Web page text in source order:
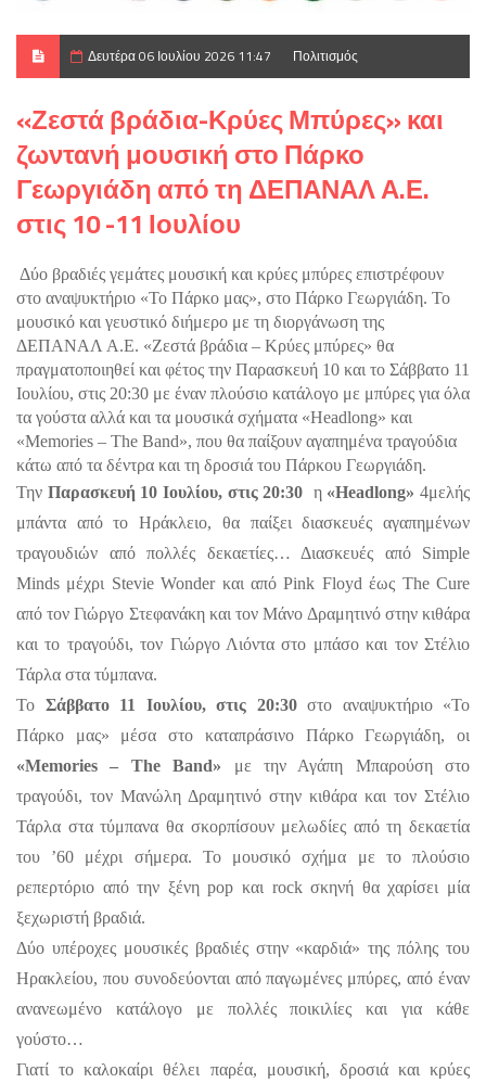
Δευτέρα 06 Ιουλίου 2026 11:47 Πολιτισμός
«Ζεστά βράδια-Κρύες Μπύρες» και
ζωντανή μουσική στο Πάρκο
Γεωργιάδη από τη ΔΕΠΑΝΑΛ Α.Ε.
στις 10 -11 Ιουλίου
Δύο βραδιές γεμάτες μουσική και κρύες μπύρες επιστρέφουν
στο αναψυκτήριο «Το Πάρκο μας», στο Πάρκο Γεωργιάδη. Το
μουσικό και γευστικό διήμερο με τη διοργάνωση της
ΔΕΠΑΝΑΛ Α.Ε. «Ζεστά βράδια – Κρύες μπύρες» θα
πραγματοποιηθεί και φέτος την Παρασκευή 10 και το Σάββατο 11
Ιουλίου, στις 20:30 με έναν πλούσιο κατάλογο με μπύρες για όλα
τα γούστα αλλά και τα μουσικά σχήματα «Headlong» και
«Memories – The Band», που θα παίξουν αγαπημένα τραγούδια
κάτω από τα δέντρα και τη δροσιά του Πάρκου Γεωργιάδη.
Την Παρασκευή 10 Ιουλίου, στις 20:30 η «Headlong» 4μελής
μπάντα από το Ηράκλειο, θα παίξει διασκευές αγαπημένων
τραγουδιών από πολλές δεκαετίες… Διασκευές από Simple
Minds μέχρι Stevie Wonder και από Pink Floyd έως The Cure
από τον Γιώργο Στεφανάκη και τον Μάνο Δραμητινό στην κιθάρα
και το τραγούδι, τον Γιώργο Λιόντα στο μπάσο και τον Στέλιο
Τάρλα στα τύμπανα.
Το Σάββατο 11 Ιουλίου, στις 20:30 στο αναψυκτήριο «Το
«Memories – The Band» με την Αγάπη Μπαρούση στο
τραγούδι, τον Μανώλη Δραμητινό στην κιθάρα και τον Στέλιο
Τάρλα στα τύμπανα θα σκορπίσουν μελωδίες από τη δεκαετία
του ’60 μέχρι σήμερα. Το μουσικό σχήμα με το πλούσιο
ρεπερτόριο από την ξένη pop και rock σκηνή θα χαρίσει μία
ξεχωριστή βραδιά.
Δύο υπέροχες μουσικές βραδιές στην «καρδιά» της πόλης του
Ηρακλείου, που συνοδεύονται από παγωμένες μπύρες, από έναν
ανανεωμένο κατάλογο με πολλές ποικιλίες και για κάθε
γούστο…
Γιατί το καλοκαίρι θέλει παρέα, μουσική, δροσιά και κρύες